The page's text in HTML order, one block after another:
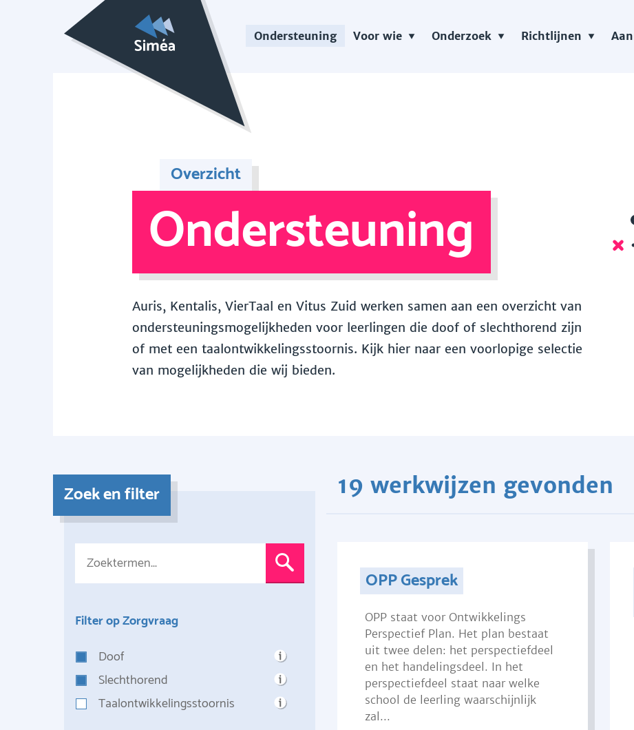
Ondersteuning Voor wie Onderzoek Richtlijnen
Overzicht
Ondersteuning
Auris, Kentalis, VierTaal en Vitus Zuid werken samen aan een overzicht van
ondersteuningsmogelijkheden voor leerlingen die doof of slechthorend zijn
of met een taalontwikkelingsstoornis. Kijk hier naar een voorlopige selectie
van mogelijkheden die wij bieden.
Zoek en filter
Filter op Zorgvraag
Doof
Slechthorend
Taalontwikkelingsstoornis
19 werkwijzen gevonden
OPP Gesprek
OPP staat voor Ontwikkelings
Perspectief Plan. Het plan bestaat
uit twee delen: het perspectiefdeel
en het handelingsdeel. In het
perspectiefdeel staat naar welke
school de leerling waarschijnlijk
zal...